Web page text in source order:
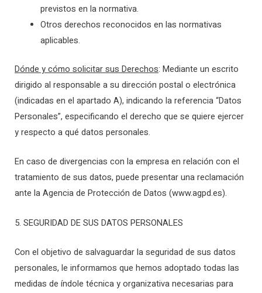
previstos en la normativa.
Otros derechos reconocidos en las normativas
aplicables.
Dónde y cómo solicitar sus Derechos: Mediante un escrito
dirigido al responsable a su dirección postal o electrónica
(indicadas en el apartado A), indicando la referencia “Datos
Personales”, especificando el derecho que se quiere ejercer
y respecto a qué datos personales.
En caso de divergencias con la empresa en relación con el
tratamiento de sus datos, puede presentar una reclamación
ante la Agencia de Protección de Datos (www.agpd.es).
5. SEGURIDAD DE SUS DATOS PERSONALES
Con el objetivo de salvaguardar la seguridad de sus datos
personales, le informamos que hemos adoptado todas las
medidas de índole técnica y organizativa necesarias para